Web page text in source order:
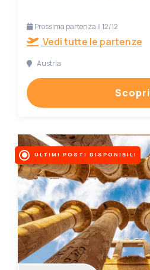
Prossima partenza il 12/12
Vedi tutte le partenze
Austria
Scopri
ULTIMI POSTI DISPONIBILI